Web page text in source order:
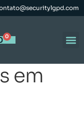
0
em